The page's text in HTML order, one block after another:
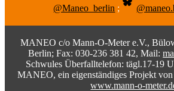
@Maneo_berlin ;
MANEO c/o Mann-O-Meter e.V.,
Berlin; Fax: 030-236 381 42, Mail:
Schwules Überfalltelefon: tägl.17-19
MANEO, ein eigenständiges Projekt
www.mann-o-